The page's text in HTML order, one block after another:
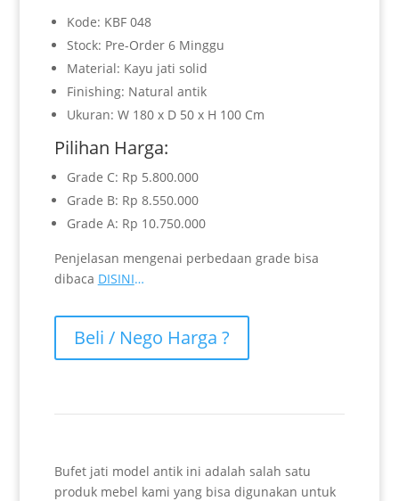
Kode: KBF 048
Stock: Pre-Order 6 Minggu
Material: Kayu jati solid
Finishing: Natural antik
Ukuran: W 180 x D 50 x H 100 Cm
Pilihan Harga:
Grade C: Rp 5.800.000
Grade B: Rp 8.550.000
Grade A: Rp 10.750.000
Penjelasan mengenai perbedaan grade bisa
dibaca DISINI…
Beli / Nego Harga ?
Bufet jati model antik ini adalah salah satu
produk mebel kami yang bisa digunakan untuk